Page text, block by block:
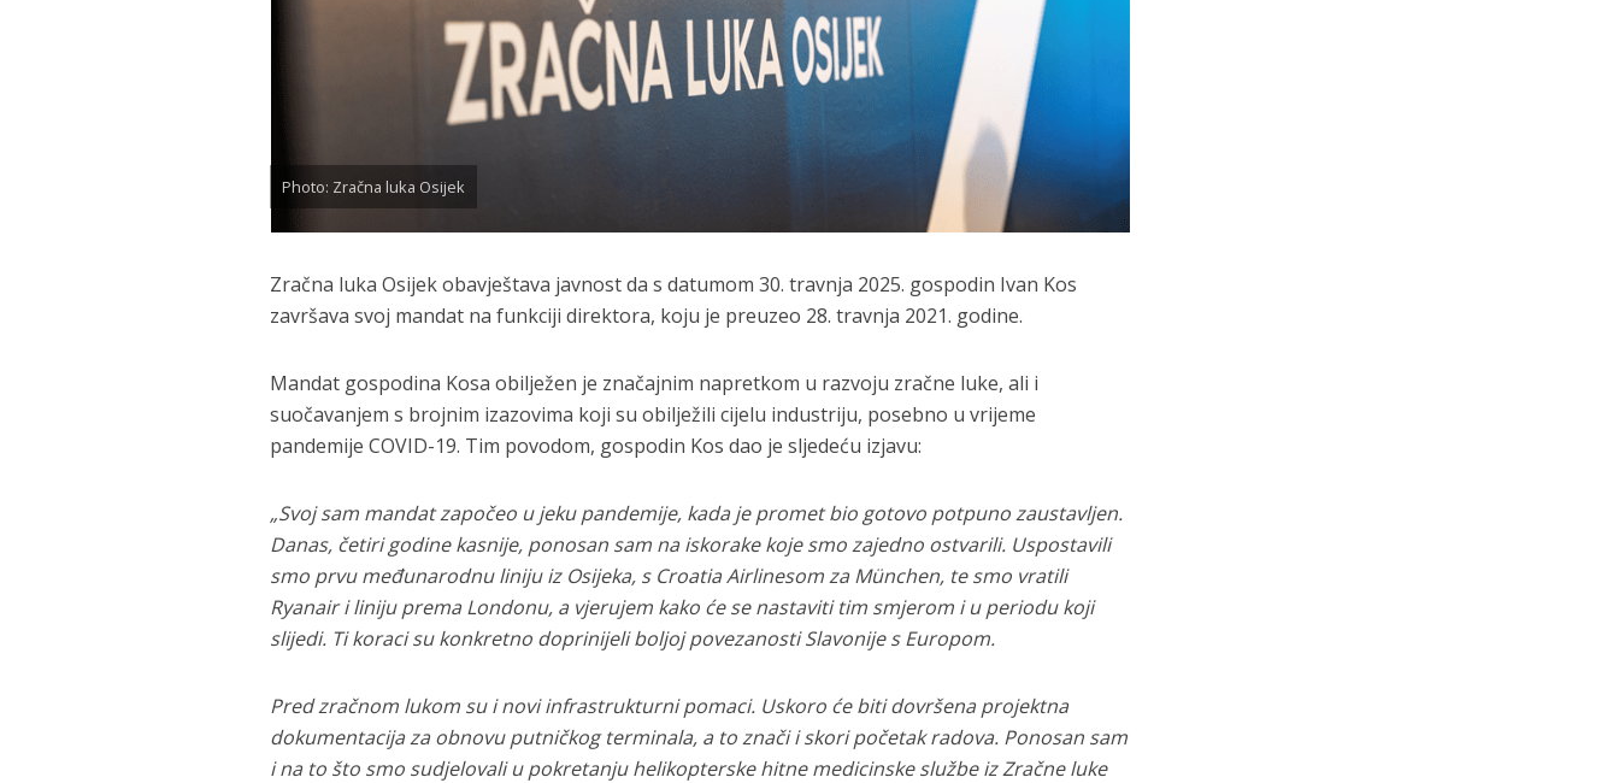
Photo: Zračna luka Osijek
Zračna luka Osijek obavještava javnost da s datumom 30. travnja 2025. gospodin Ivan Kos
završava svoj mandat na funkciji direktora, koju je preuzeo 28. travnja 2021. godine.
Mandat gospodina Kosa obilježen je značajnim napretkom u razvoju zračne luke, ali i
suočavanjem s brojnim izazovima koji su obilježili cijelu industriju, posebno u vrijeme
pandemije COVID-19. Tim povodom, gospodin Kos dao je sljedeću izjavu:
„Svoj sam mandat započeo u jeku pandemije, kada je promet bio gotovo potpuno zaustavljen.
Danas, četiri godine kasnije, ponosan sam na iskorake koje smo zajedno ostvarili. Uspostavili
smo prvu međunarodnu liniju iz Osijeka, s Croatia Airlinesom za München, te smo vratili
Ryanair i liniju prema Londonu, a vjerujem kako će se nastaviti tim smjerom i u periodu koji
slijedi. Ti koraci su konkretno doprinijeli boljoj povezanosti Slavonije s Europom.
Pred zračnom lukom su i novi infrastrukturni pomaci. Uskoro će biti dovršena projektna
dokumentacija za obnovu putničkog terminala, a to znači i skori početak radova. Ponosan sam
i na to što smo sudjelovali u pokretanju helikopterske hitne medicinske službe iz Zračne luke